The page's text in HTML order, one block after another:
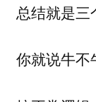
总结就是三
你就说牛不